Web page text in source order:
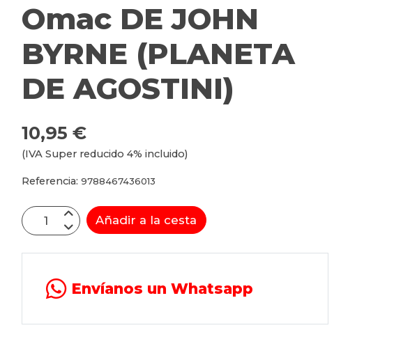
Omac DE JOHN
BYRNE (PLANETA
DE AGOSTINI)
10,95 €
(IVA Super reducido 4% incluido)
Referencia:9788467436013
Añadir a la cesta
Envíanos un Whatsapp